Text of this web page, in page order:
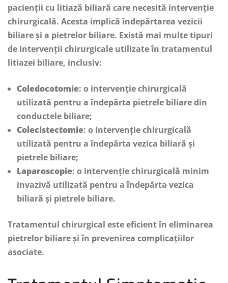
pacienții cu litiază biliară care necesită intervenție
chirurgicală. Acesta implică îndepărtarea vezicii
biliare și a pietrelor biliare. Există mai multe tipuri
de intervenții chirurgicale utilizate în tratamentul
litiazei biliare, inclusiv:
Coledocotomie: o intervenție chirurgicală
utilizată pentru a îndepărta pietrele biliare din
conductele biliare;
Colecistectomie: o intervenție chirurgicală
utilizată pentru a îndepărta vezica biliară și
pietrele biliare;
Laparoscopie: o intervenție chirurgicală minim
invazivă utilizată pentru a îndepărta vezica
biliară și pietrele biliare.
Tratamentul chirurgical este eficient în eliminarea
pietrelor biliare și în prevenirea complicațiilor
asociate.